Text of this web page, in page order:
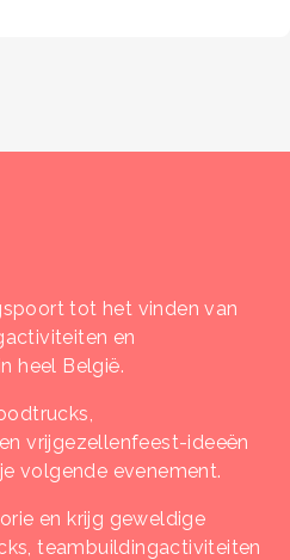
tot het vinden van
en
heel België.
vrijgezellenfeest-ideeën
volgende evenement.
en krijg geweldige
teambuildingactiviteiten